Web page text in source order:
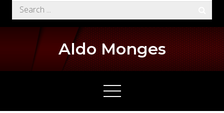
Search
for:
Aldo Monges